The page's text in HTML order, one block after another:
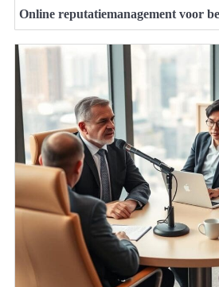
Online reputatiemanagement voor